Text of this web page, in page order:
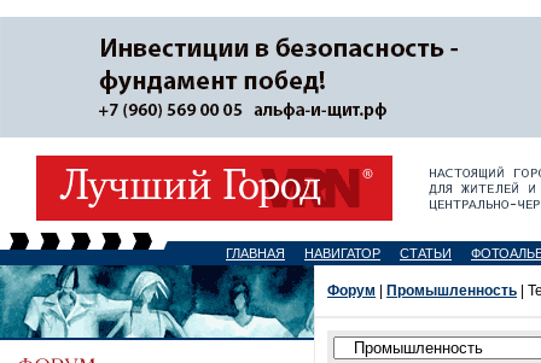
ГЛАВНАЯ НАВИГАТОР СТАТЬИ
Форум Промышленность |